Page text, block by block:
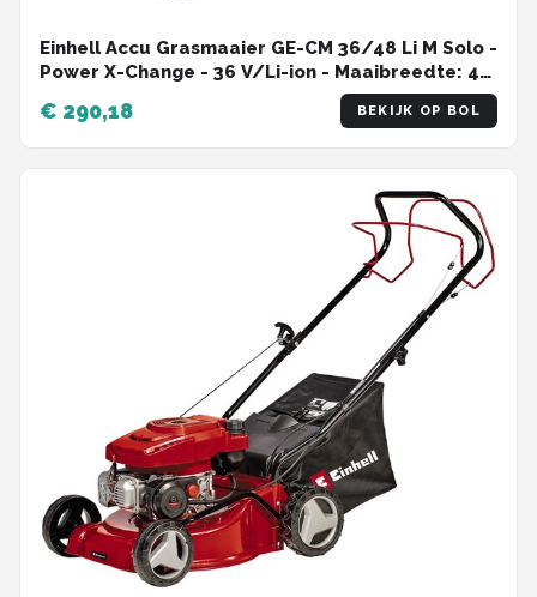
Einhell Accu Grasmaaier GE-CM 36/48 Li M Solo -
Power X-Change - 36 V/Li-ion - Maaibreedte: 48
cm - Dubbele Twin-Pack-technologie -
Maaihoogte: 25-75 mm - Mulching functie - Excl.
accu en lader
€ 290,18 BEKIJK OP BOL